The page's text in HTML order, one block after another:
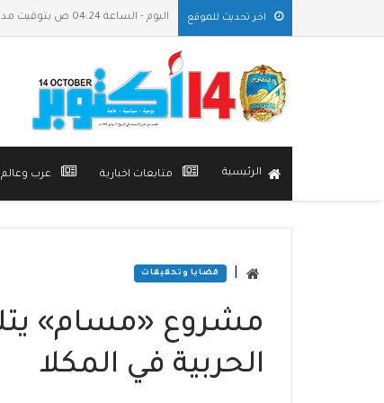
اخر تحديث للموقع اليوم - الساعة 04:24 ص بتوقيت مدينة عدن
الرئيسية متابعات اخبارية عرب وعالم
قضايا وتحقيقات
الحربية في المكلا